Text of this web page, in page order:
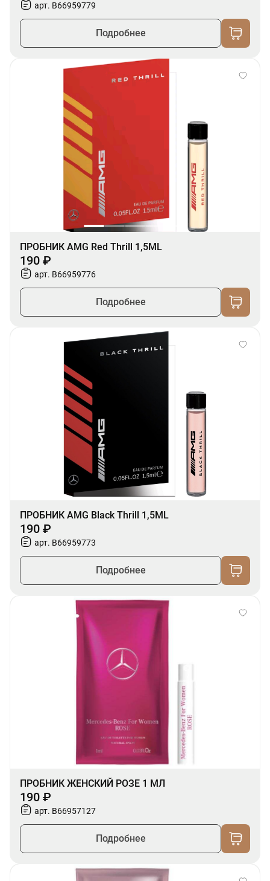
арт. B66959779
Подробнее
ПРОБНИК AMG Red Thrill 1,5ML
190 ₽
арт. B66959776
Подробнее
ПРОБНИК AMG Black Thrill 1,5ML
190 ₽
арт. B66959773
Подробнее
ПРОБНИК ЖЕНСКИЙ РОЗЕ 1 МЛ
190 ₽
арт. B66957127
Подробнее